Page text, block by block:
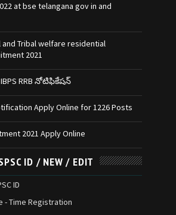
at bse telangana gov in and
and Tribal welfare residential
2021
RRB నోటిఫికేషన్‌
Apply Online for 1226 Posts
2021 Apply Online
ID / NEW / EDIT
ID
- Time Registration